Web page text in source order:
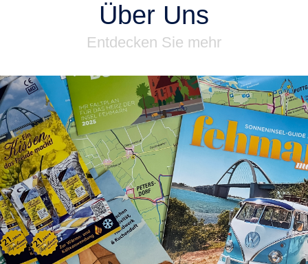
Über Uns
Entdecken Sie mehr